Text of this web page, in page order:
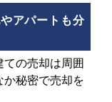
アパートも分
の売却は周囲
秘密で売却を